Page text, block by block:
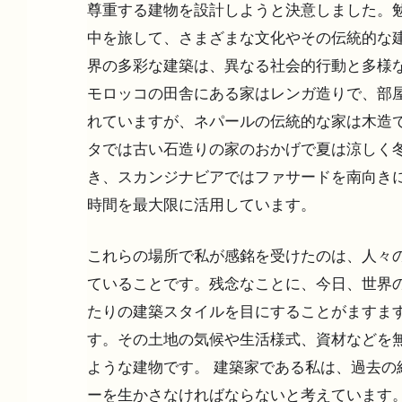
尊重する建物を設計しようと決意しました。
中を旅して、さまざまな文化やその伝統的な
界の多彩な建築は、異なる社会的行動と多様
モロッコの田舎にある家はレンガ造りで、部
れていますが、ネパールの伝統的な家は木造
タでは古い石造りの家のおかげで夏は涼しく
き、スカンジナビアではファサードを南向き
時間を最大限に活用しています。
これらの場所で私が感銘を受けたのは、人々
ていることです。残念なことに、今日、世界
たりの建築スタイルを目にすることがますま
す。その土地の気候や生活様式、資材などを
ような建物です。 建築家である私は、過去
ーを生かさなければならないと考えています